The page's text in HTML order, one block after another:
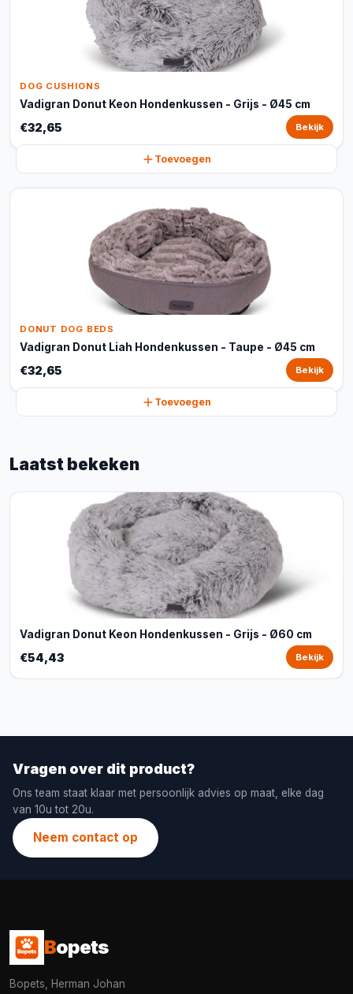
DOG CUSHIONS
Vadigran Donut Keon Hondenkussen - Grijs - Ø45 cm
€32,65 Bekijk
Toevoegen
DONUT DOG BEDS
Vadigran Donut Liah Hondenkussen - Taupe - Ø45 cm
€32,65 Bekijk
Toevoegen
Laatst bekeken
Vadigran Donut Keon Hondenkussen - Grijs - Ø60 cm
€54,43 Bekijk
Vragen over dit product?
Ons team staat klaar met persoonlijk advies op maat, elke dag
van 10u tot 20u.
Neem contact op
Bopets
Bopets, Herman Johan